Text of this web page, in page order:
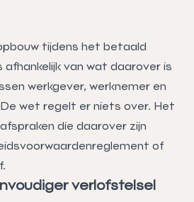
tijdens het betaald
van wat daarover is
werkgever, werknemer en
wet regelt er niets over. Het
die daarover zijn
of
verlofstelsel